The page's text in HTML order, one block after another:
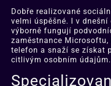
Dobře realizované
velmi úspěšné. I v
výborně fungují
zaměstnance
telefon a snaží se získat
citlivým osobním údajům.